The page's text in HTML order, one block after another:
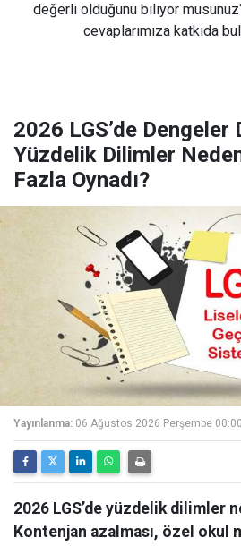
değerli olduğunu biliyor
cevaplarımıza katkıda
2026 LGS’de Dengeler
Yüzdelik Dilimler
Fazla Oynadı?
Yayınlanma: 06 Ağustos 2026 Perşembe 00:00
2026 LGS’de yüzdelik dilimler
Kontenjan azalması, özel